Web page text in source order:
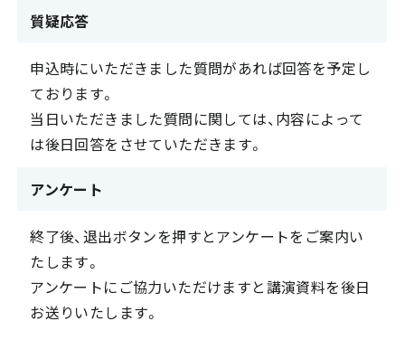
質疑応答
申込時にいただきました質問があれば回答を予定し
ております。
当日いただきました質問に関しては、内容によって
は後日回答をさせていただきます。
アンケート
終了後、退出ボタンを押すとアンケートをご案内い
たします。
アンケートにご協力いただけますと講演資料を後日
お送りいたします。